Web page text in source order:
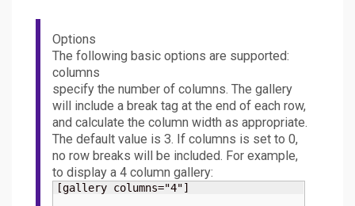
Options
The following basic options are supported:
columns
specify the number of columns. The gallery
will include a break tag at the end of each row,
and calculate the column width as appropriate.
The default value is 3. If columns is set to 0,
no row breaks will be included. For example,
to display a 4 column gallery:
[gallery columns="4"]